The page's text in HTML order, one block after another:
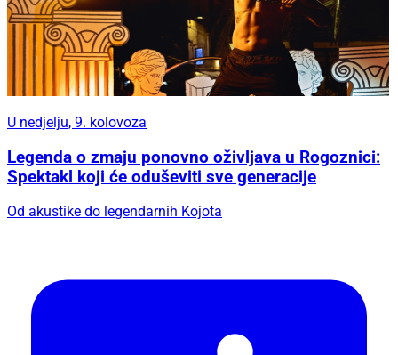
U nedjelju, 9. kolovoza
Legenda o zmaju ponovno oživljava u Rogoznici:
Spektakl koji će oduševiti sve generacije
Od akustike do legendarnih Kojota